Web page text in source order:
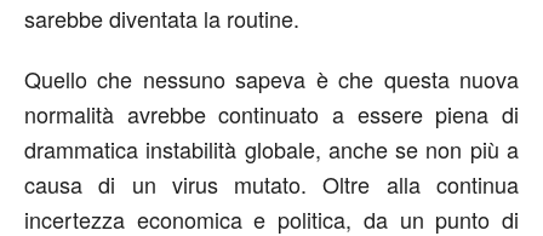
sarebbe diventata la routine.
Quello che nessuno sapeva è che questa nuova
normalità avrebbe continuato a essere piena di
drammatica instabilità globale, anche se non più a
causa di un virus mutato. Oltre alla continua
incertezza economica e politica, da un punto di